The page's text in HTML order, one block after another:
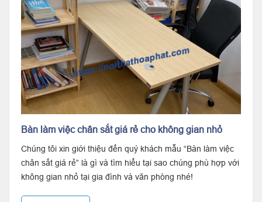
Bàn làm việc chân sắt giá rẻ cho không gian nhỏ
Chúng tôi xin giới thiệu đến quý khách mẫu “Bàn làm việc
chân sắt giá rẻ” là gì và tìm hiểu tại sao chúng phù hợp với
không gian nhỏ tại gia đình và văn phòng nhé!